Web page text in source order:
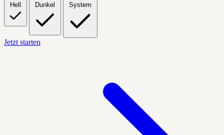
Hell Dunkel System
Jetzt starten